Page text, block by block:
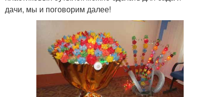
дачи, мы и поговорим далее!